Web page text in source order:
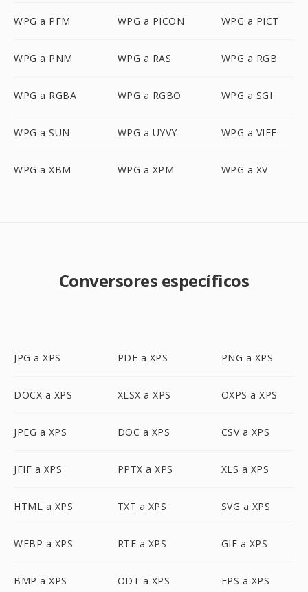
WPG a PFM WPG a PICON WPG a PICT
WPG a PNM WPG a RAS WPG a RGB
WPG a RGBA WPG a RGBO WPG a SGI
WPG a SUN WPG a UYVY WPG a VIFF
WPG a XBM WPG a XPM WPG a XV
Conversores específicos
JPG a XPS PDF a XPS PNG a XPS
DOCX a XPS XLSX a XPS OXPS a XPS
JPEG a XPS DOC a XPS CSV a XPS
JFIF a XPS PPTX a XPS XLS a XPS
HTML a XPS TXT a XPS SVG a XPS
WEBP a XPS RTF a XPS GIF a XPS
BMP a XPS ODT a XPS EPS a XPS